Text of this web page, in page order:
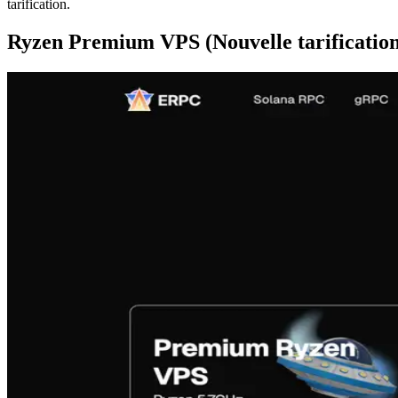
tarification.
Ryzen Premium VPS (Nouvelle